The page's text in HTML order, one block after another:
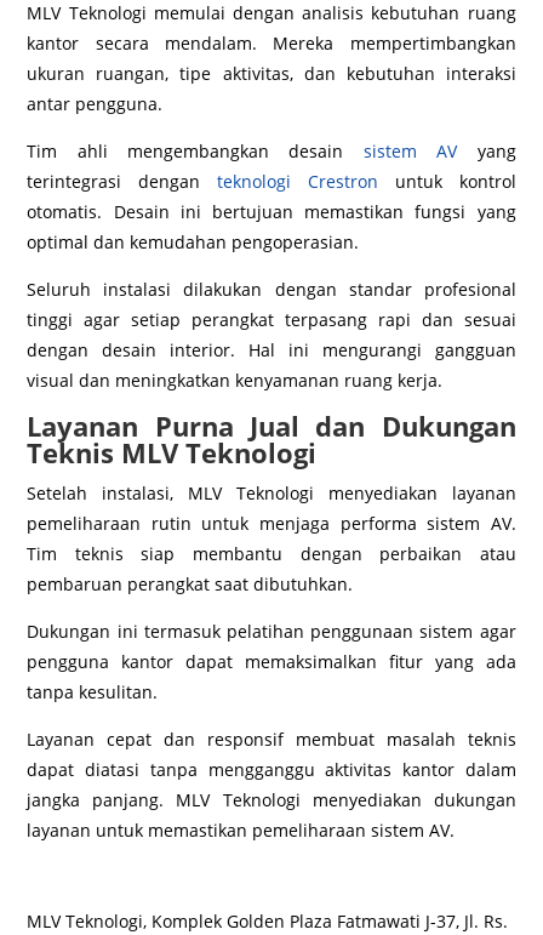
MLV Teknologi memulai dengan analisis kebutuhan ruang
kantor secara mendalam. Mereka mempertimbangkan
ukuran ruangan, tipe aktivitas, dan kebutuhan interaksi
antar pengguna.
Tim ahli mengembangkan desain sistem AVyang
terintegrasi denganteknologi Crestron untuk kontrol
otomatis. Desain ini bertujuan memastikan fungsi yang
optimal dan kemudahan pengoperasian.
Seluruh instalasi dilakukan dengan standar profesional
tinggi agar setiap perangkat terpasang rapi dan sesuai
dengan desain interior. Hal ini mengurangi gangguan
visual dan meningkatkan kenyamanan ruang kerja.
Layanan Purna Jual dan Dukungan
Teknis MLV Teknologi
Setelah instalasi, MLV Teknologi menyediakan layanan
pemeliharaan rutin untuk menjaga performa sistem AV.
Tim teknis siap membantu dengan perbaikan atau
pembaruan perangkat saat dibutuhkan.
Dukungan ini termasuk pelatihan penggunaan sistem agar
pengguna kantor dapat memaksimalkan fitur yang ada
tanpa kesulitan.
Layanan cepat dan responsif membuat masalah teknis
dapat diatasi tanpa mengganggu aktivitas kantor dalam
jangka panjang. MLV Teknologi menyediakan dukungan
layanan untuk memastikan pemeliharaan sistem AV.
MLV Teknologi, Komplek Golden Plaza Fatmawati J-37, Jl. Rs.